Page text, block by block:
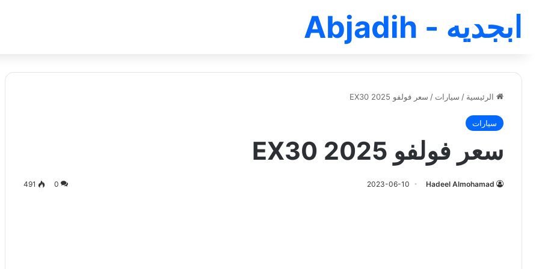
ابجديه - Abjadih
الرئيسية / سيارات / سعر فولفو EX30 2025
سيارات
سعر فولفو EX30 2025
Hadeel Almohamad
2023-06-10
0
491